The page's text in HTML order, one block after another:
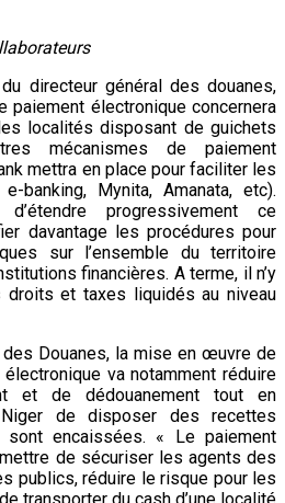
directeur général des douanes,
paiement électronique concernera
localités disposant de guichets
mécanismes de paiement
mettra en place pour faciliter les
banking, Mynita, Amanata, etc).
progressivement ce
davantage les procédures pour
sur l’ensemble du territoire
financières. A terme, il n’y
droits et taxes liquidés au niveau
des Douanes, la mise en œuvre de
va notamment réduire
et de dédouanement tout en
de disposer des recettes
sont encaissées. « Le paiement
de sécuriser les agents des
publics, réduire le risque pour les
transporter du cash d’une localité